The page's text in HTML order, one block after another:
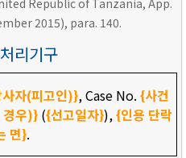
Republic of Tanzania, App.
2015), para. 140.
리기구
자(피고인)}, Case No. {사건
경우)} ({선고일자}),{인용 단락
면}.